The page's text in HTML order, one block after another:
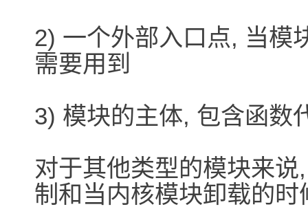
2) 一个外部入口点, 当模
需要用到
3) 模块的主体, 包含函数
对于其他类型的模块来
制和当内核模块卸载的